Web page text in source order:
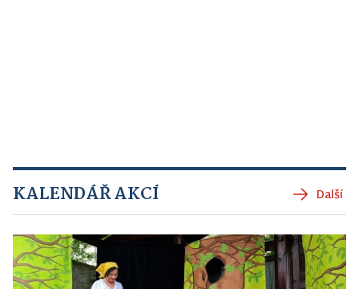
KALENDÁŘ AKCÍ Další